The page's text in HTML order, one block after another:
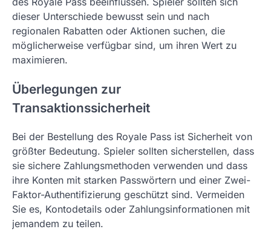
dieser Unterschiede bewusst sein und nach
regionalen Rabatten oder Aktionen suchen, die
möglicherweise verfügbar sind, um ihren Wert zu
maximieren.
Überlegungen zur
Transaktionssicherheit
Bei der Bestellung des Royale Pass ist Sicherheit von
größter Bedeutung. Spieler sollten sicherstellen, dass
sie sichere Zahlungsmethoden verwenden und dass
ihre Konten mit starken Passwörtern und einer Zwei-
Faktor-Authentifizierung geschützt sind. Vermeiden
Sie es, Kontodetails oder Zahlungsinformationen mit
jemandem zu teilen.